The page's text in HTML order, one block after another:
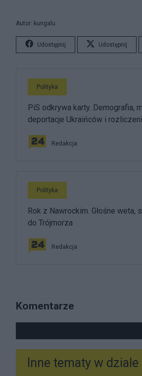
Autor: kungalu
Udostępnij Udostępnij
Polityka
PiS odkrywa karty. Demografia,
deportacje Ukraińców i
Redakcja
Polityka
Rok z Nawrockim. Głośne weta,
do Trójmorza
Redakcja
Komentarze
Inne tematy w dziale